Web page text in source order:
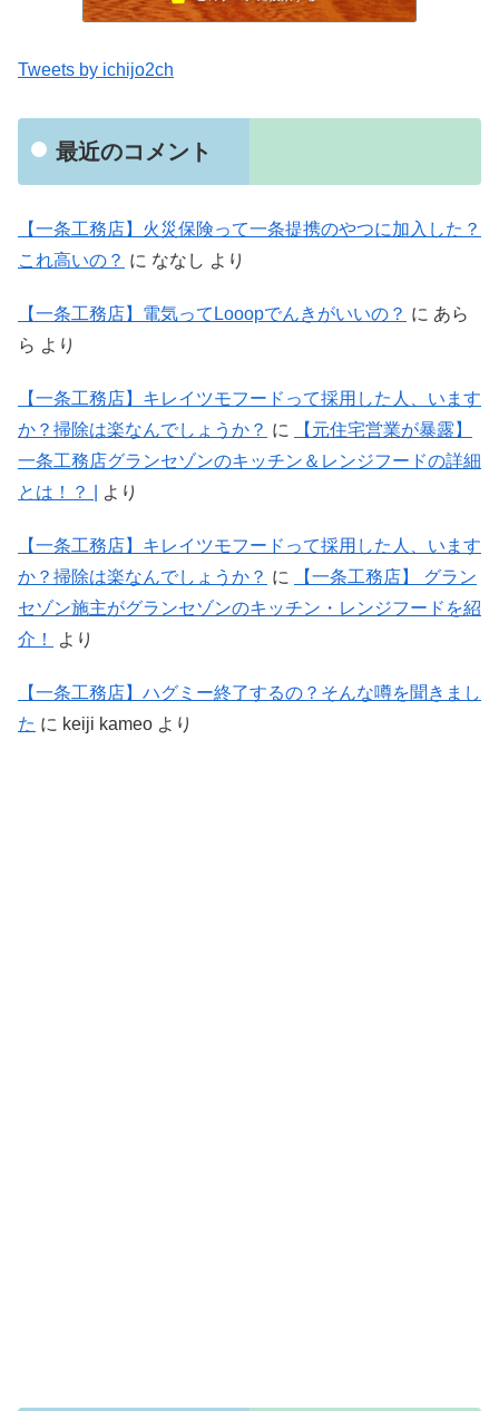
Tweets by ichijo2ch
最近のコメント
【一条工務店】火災保険って一条提携のやつに加入した？
これ高いの？ に ななし より
【一条工務店】電気ってLooopでんきがいいの？ に あら
ら より
【一条工務店】キレイツモフードって採用した人、います
か？掃除は楽なんでしょうか？ に
【元住宅営業が暴露】
一条工務店グランセゾンのキッチン＆レンジフードの詳細
とは！？ |
より
【一条工務店】キレイツモフードって採用した人、います
か？掃除は楽なんでしょうか？ に
【一条工務店】 グラン
セゾン施主がグランセゾンのキッチン・レンジフードを紹
介！
より
【一条工務店】ハグミー終了するの？そんな噂を聞きまし
た に keiji kameo より